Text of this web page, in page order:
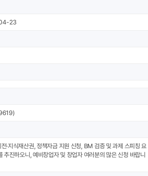
23
·지식재산권, 정책자금 지원 신청, BM 검증 및 과제 스피칭 요
추진하오니, 예비창업자 및 창업자 여러분의 많은 신청 바랍니